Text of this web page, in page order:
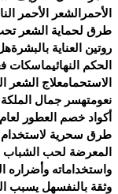
الأحمر الشعر الأحمر
طرق لحماية الشعر
روتين العناية بالبشرة
الحكم النهائيماسكات
الاستحمامعلاج الشعر
نعومتهسر جمال الملكة
أكواد خصم العطور لعام 2025 — فخامة برائحة التوفير
طرق سحرية لاستخدام
المعرضة لحب الشباب
واستخداماته وأضراره
وثقة بالنفسهل يسبب